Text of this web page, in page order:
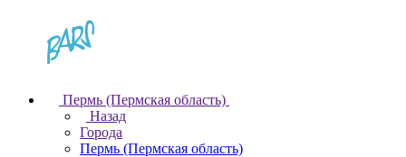
Пермь (Пермская область)
Назад
Города
Пермь (Пермская область)